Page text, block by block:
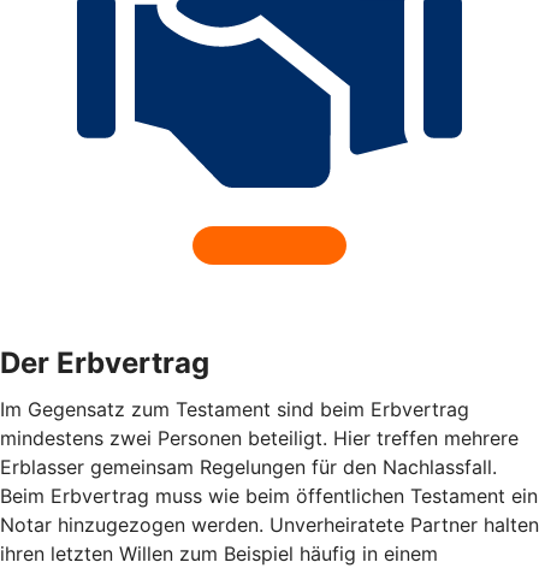
Der Erbvertrag
Im Gegensatz zum Testament sind beim Erbvertrag
mindestens zwei Personen beteiligt. Hier treffen mehrere
Erblasser gemeinsam Regelungen für den Nachlassfall.
Beim Erbvertrag muss wie beim öffentlichen Testament ein
Notar hinzugezogen werden. Unverheiratete Partner halten
ihren letzten Willen zum Beispiel häufig in einem